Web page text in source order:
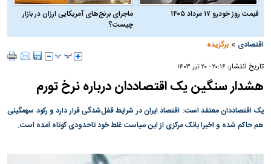
قیمت روز خودرو ۱۷ مرداد ۱۴۰۵
ماجرای برنج‌های آمریکایی ارزان در بازار
چیست؟
اقتصادی »برگزیده
تاریخ انتشار: ۲۰:۱۶ - ۲۰ تير ۱۴۰۳
هشدار سنگین یک اقتصاددان درباره نرخ تورم
یک اقتصاددان معتقد است: اقتصاد ایران در شرایط قفل‌شدگی قرار دارد و رکود سهمگینی
هم حاکم شده و اخیرا بانک مرکزی از این سیاست غلط خود تاحدودی کوتاه آمده است.